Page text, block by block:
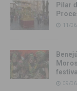
Pilar
11/
festiva
09/